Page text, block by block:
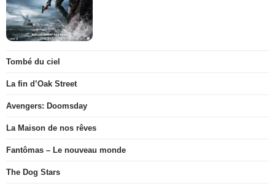
Tombé du ciel
La fin d’Oak Street
Avengers: Doomsday
La Maison de nos rêves
Fantômas – Le nouveau monde
The Dog Stars